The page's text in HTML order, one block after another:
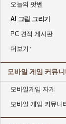
오늘의 팟벤
AI 그림 그리기
PC 견적 게시판
더보기
모바일 게임 커뮤니
모바일게임 자게
모바일 게임 커뮤니